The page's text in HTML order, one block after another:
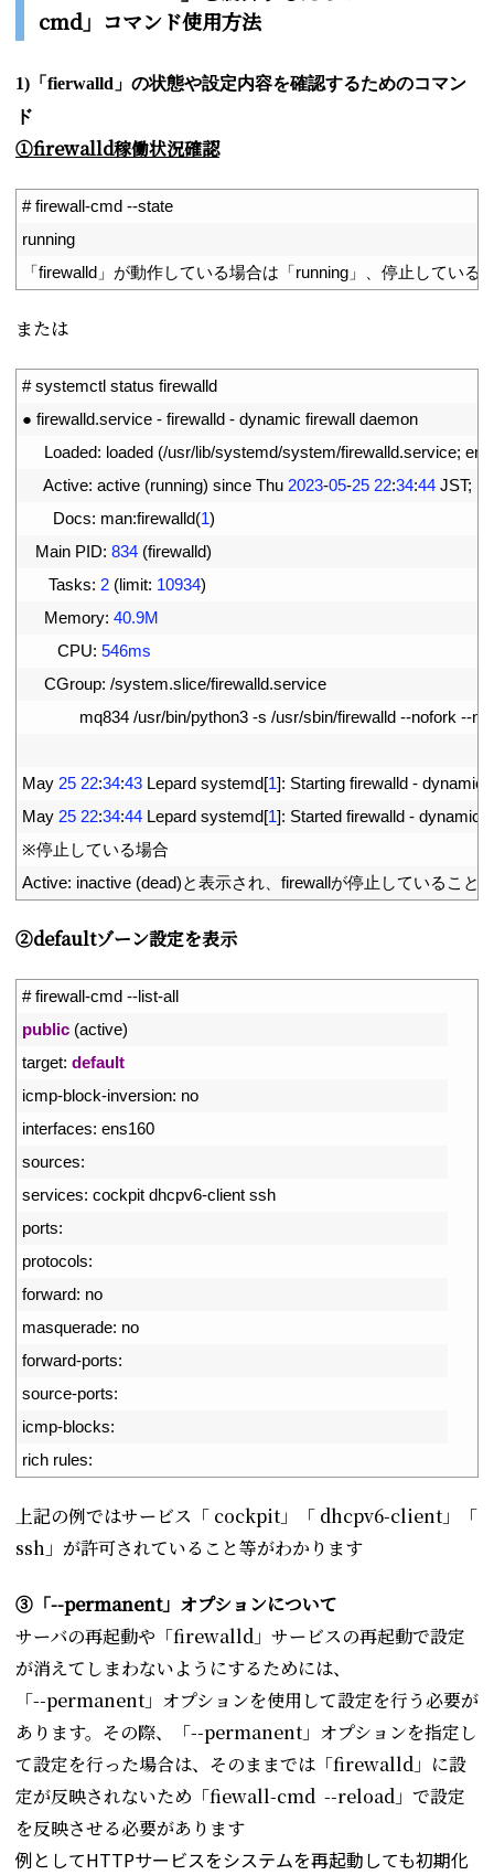
cmd」コマンド使用方法
1)「fierwalld」の状態や設定内容を確認するためのコマン
ド
①firewalld稼働状況確認
# firewall-cmd --state
running
「firewalld 」が動作している場合は「running 」、停止している
または
# systemctl status firewalld
● firewalld.service - firewalld - dynamic firewall daemon
Loaded: loaded (/usr/lib/systemd/system/firewalld.service;
Active: active (running) since Thu 2023-05-25 22:34:44 JST;
Docs: man:firewalld(1)
Main PID: 834 (firewalld)
Tasks: 2 (limit: 10934)
Memory: 40.9M
CPU: 546ms
CGroup: /system.slice/firewalld.service
mq834 /usr/bin/python3 -s /usr/sbin/firewalld --nofork --
May 25 22:34:43 Lepard systemd[1]: Starting firewalld - dynamic
May 25 22:34:44 Lepard systemd[1]: Started firewalld - dynamic
※停止している場合
Active: inactive (dead)と表示され、 firewallが停止していること
➁defaultゾーン設定を表示
# firewall-cmd --list-all
public (active)
target: default
icmp-block-inversion: no
interfaces: ens160
sources:
services: cockpit dhcpv6-client ssh
ports:
protocols:
forward: no
masquerade: no
forward-ports:
source-ports:
icmp-blocks:
rich rules:
上記の例ではサービス「 cockpit」「 dhcpv6-client」「
ssh」が許可されていること等がわかります
③「--permanent」オプションについて
サーバの再起動や「firewalld」サービスの再起動で設定
が消えてしまわないようにするためには、
「--permanent」オプションを使用して設定を行う必要が
あります。その際、「--permanent」オプションを指定し
て設定を行った場合は、そのままでは「firewalld」に設
定が反映されないため「fiewall-cmd --reload」で設定
を反映させる必要があります
例としてHTTPサービスをシステムを再起動しても初期化